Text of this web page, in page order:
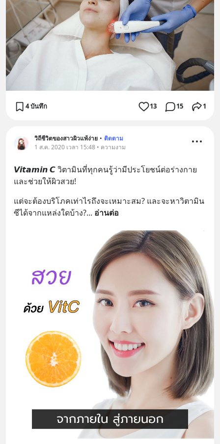
4 บันทึก 13 15 1
วิถีชีวิตของสาวผิวแพ้ง่าย • ติดตาม
1 ส.ค. 2020 เวลา 15:48 • ความงาม
𝙑𝙞𝙩𝙖𝙢𝙞𝙣 𝘾 วิตามินที่ทุกคนรู้ว่ามีประโยชน์ต่อร่างกาย
และช่วยให้ผิวสวย!
แต่จะต้องบริโภคเท่าไรถึงจะเหมาะสม? และจะหาวิตามิน
ซีได้จากแหล่งใดบ้าง?... อ่านต่อ